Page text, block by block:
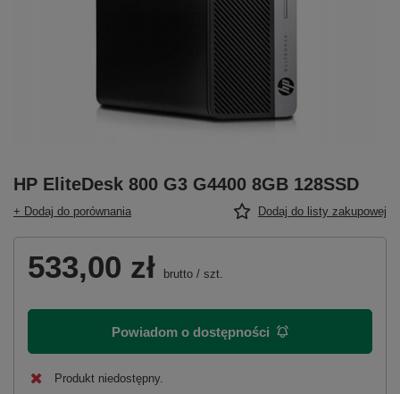
HP EliteDesk 800 G3 G4400 8GB 128SSD
+ Dodaj do porównania Dodaj do listy zakupowej
533,00 zł brutto / szt.
Powiadom o dostępności
Produkt niedostępny